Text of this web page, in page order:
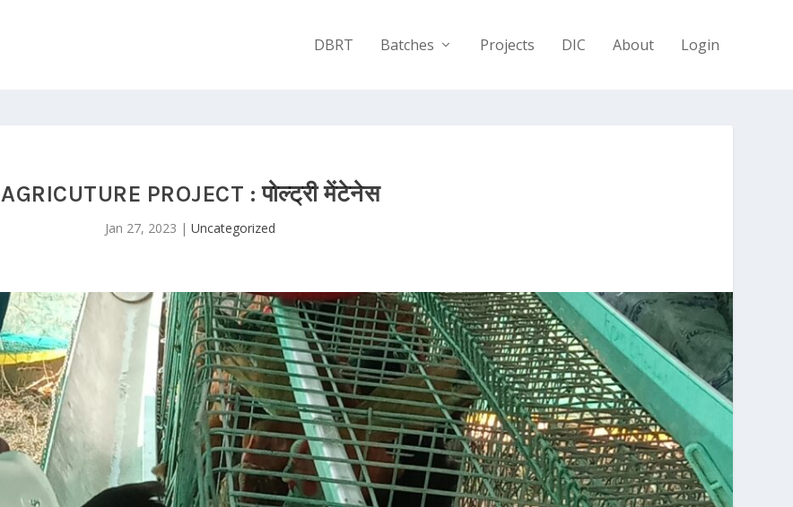
DBRT Batches Projects DIC About Login
AGRICUTURE PROJECT : पोल्ट्री मेंटेनेस
Jan 27, 2023 | Uncategorized